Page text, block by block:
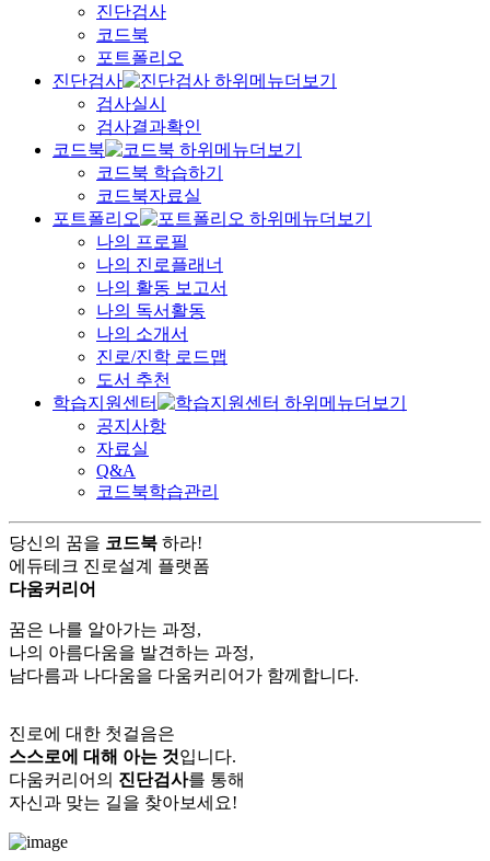
진단검사
코드북
포트폴리오
진단검사
검사실시
검사결과확인
코드북
코드북 학습하기
코드북자료실
포트폴리오
나의 프로필
나의 진로플래너
나의 활동 보고서
나의 독서활동
나의 소개서
진로/진학 로드맵
도서 추천
학습지원센터
공지사항
자료실
Q&A
코드북학습관리
당신의 꿈을 코드북 하라!
에듀테크 진로설계 플랫폼
다움커리어
꿈은 나를 알아가는 과정,
나의 아름다움을 발견하는 과정,
남다름과 나다움을 다움커리어가 함께합니다.
진로에 대한 첫걸음은
스스로에 대해 아는 것입니다.
다움커리어의 진단검사를 통해
자신과 맞는 길을 찾아보세요!